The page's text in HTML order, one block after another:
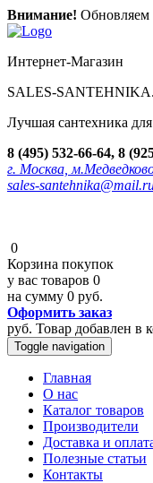
Внимание! Обновляем
Интернет-Магазин
SALES-
Лучшая сантехника
8 (495) 532-66-64, 8
г. Москва,
sales-
0
Корзина покупок
у вас товаров 0
на сумму 0 руб.
Оформить заказ
руб. Товар добавлен в
Toggle navigation
Главная
О нас
Каталог товаров
Производители
Доставка и
Полезные статьи
Контакты